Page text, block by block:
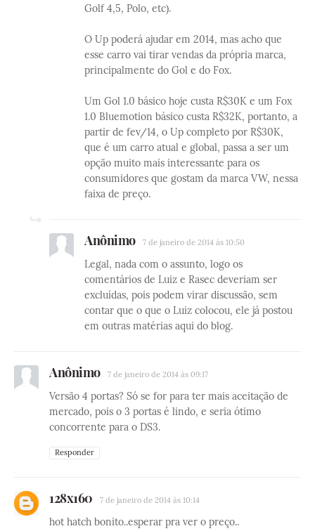
Golf 4,5, Polo, etc).
O Up poderá ajudar em 2014, mas acho que
esse carro vai tirar vendas da própria marca,
principalmente do Gol e do Fox.
Um Gol 1.0 básico hoje custa R$30K e um Fox
1.0 Bluemotion básico custa R$32K, portanto, a
partir de fev/14, o Up completo por R$30K,
que é um carro atual e global, passa a ser um
opção muito mais interessante para os
consumidores que gostam da marca VW, nessa
faixa de preço.
Anônimo 7 de janeiro de 2014 às 10:50
Legal, nada com o assunto, logo os
comentários de Luiz e Rasec deveriam ser
excluídas, pois podem virar discussão, sem
contar que o que o Luiz colocou, ele já postou
em outras matérias aqui do blog.
Anônimo 7 de janeiro de 2014 às 09:17
Versão 4 portas? Só se for para ter mais aceitação de
mercado, pois o 3 portas é lindo, e seria ótimo
concorrente para o DS3.
Responder
128x160 7 de janeiro de 2014 às 10:14
hot hatch bonito..esperar pra ver o preço..